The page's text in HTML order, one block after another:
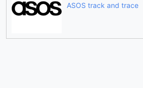
ASOS track and trace